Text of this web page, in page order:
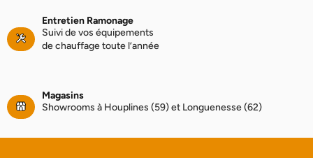
Entretien Ramonage
Suivi de vos équipements
de chauffage toute l’année
Magasins
Showrooms à Houplines (59) et Longuenesse (62)